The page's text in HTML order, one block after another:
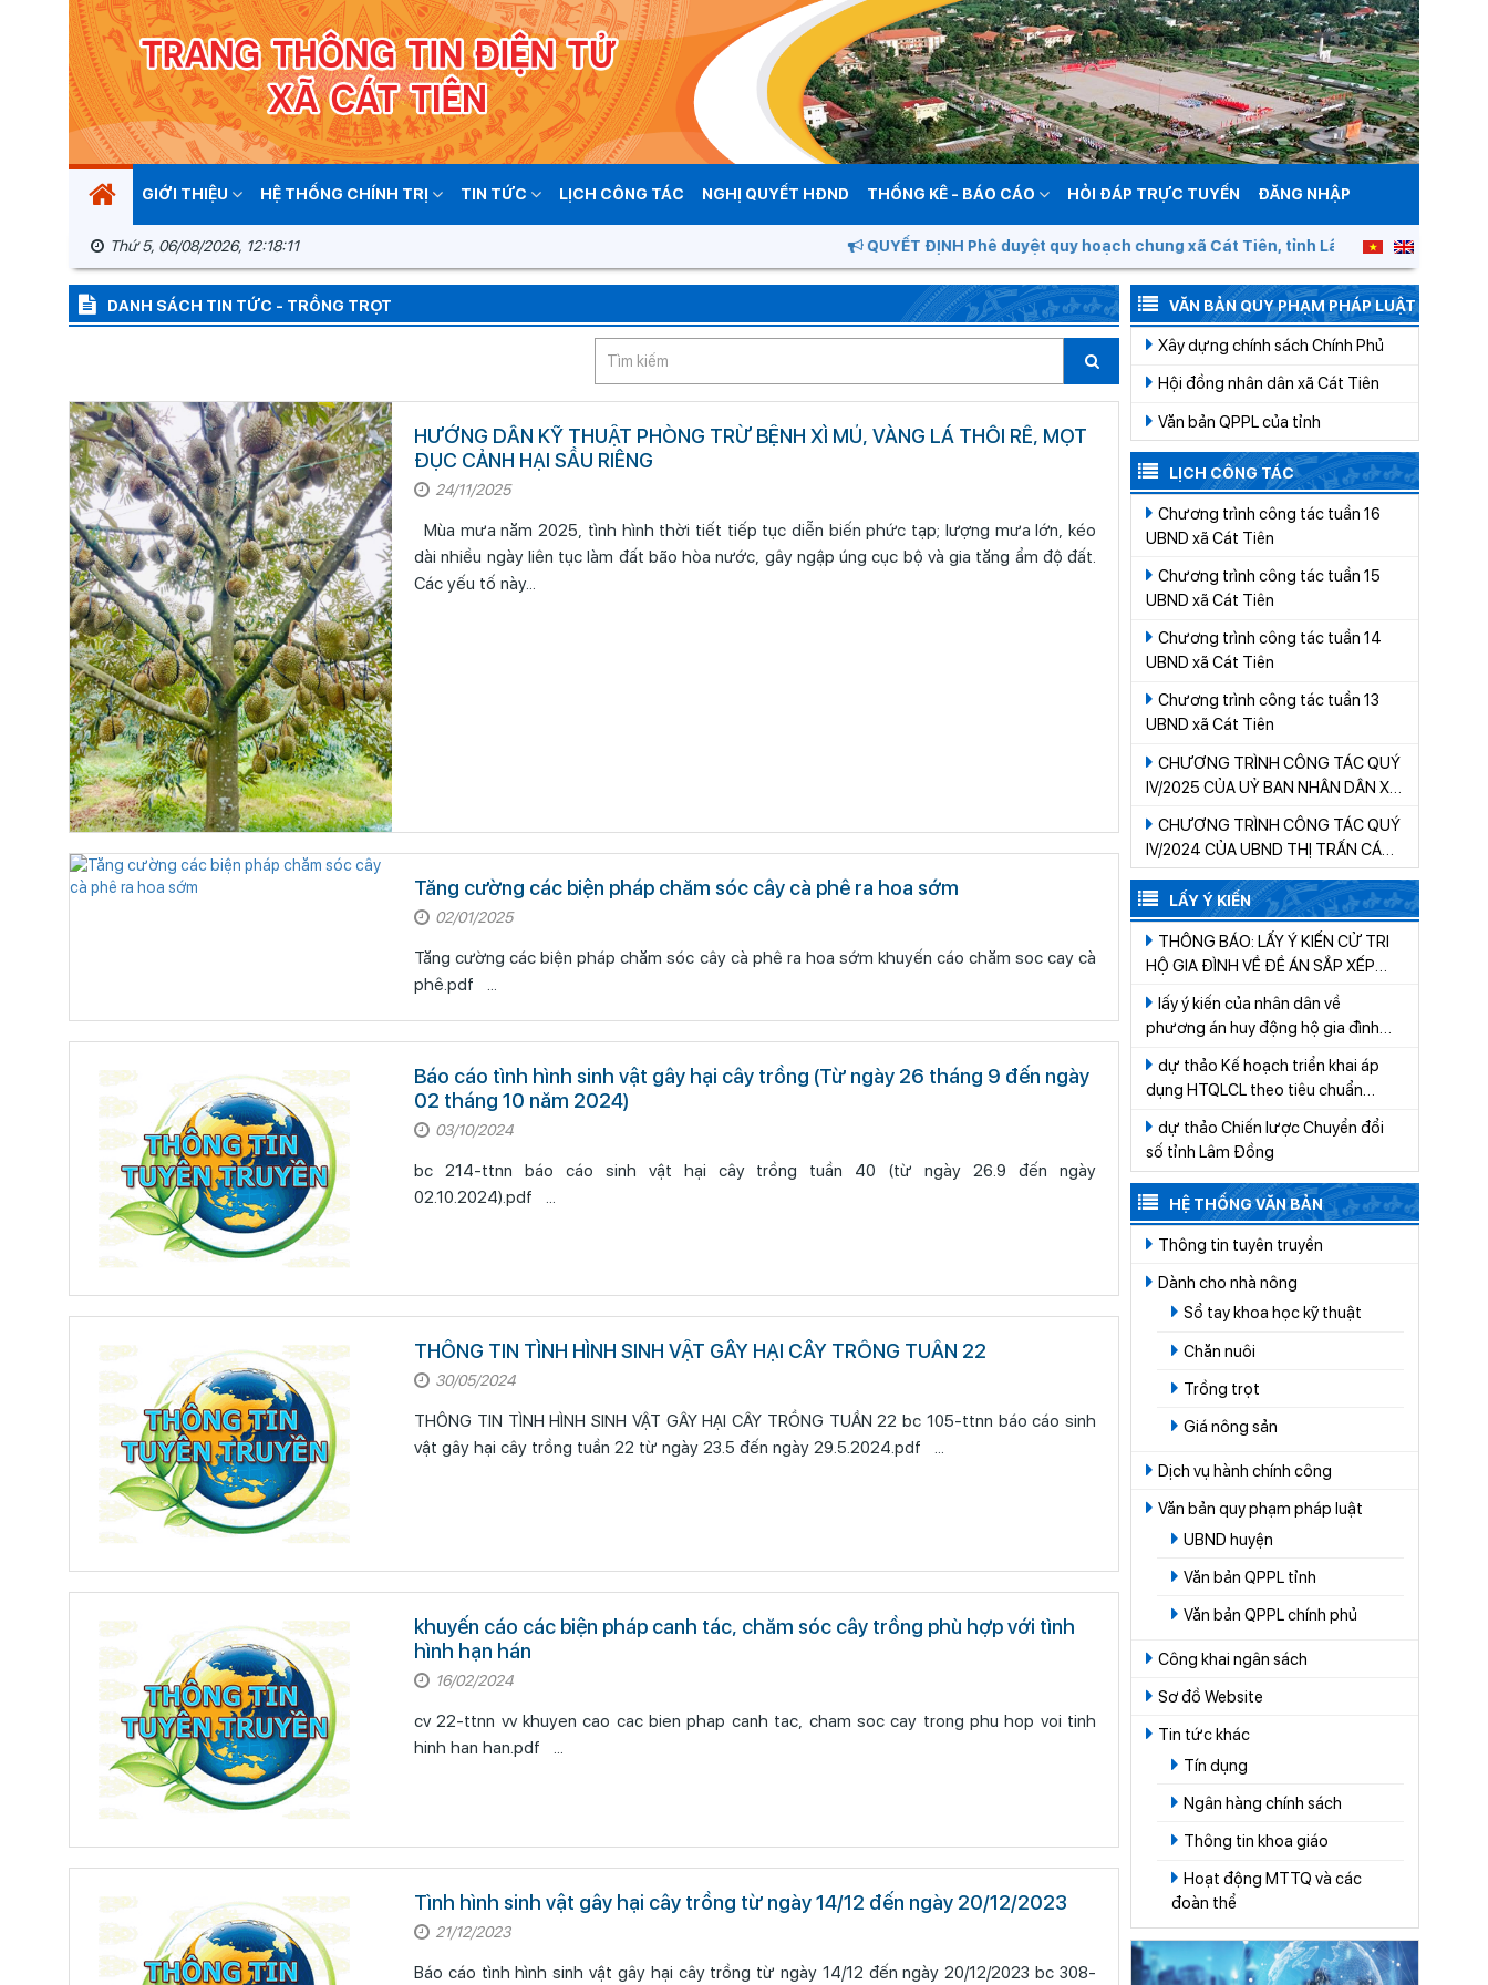
GIỚI THIỆU HỆ THỐNG CHÍNH TRỊ TIN TỨC LỊCH CÔNG TÁC NGHỊ QUYẾT HĐND THỐNG KÊ - BÁO CÁO HỎI ĐÁP TRỰC TUYẾN ĐĂNG NHẬP
Thứ 5, 06/08/2026, 12:18:11 QUYẾT ĐỊNH Phê duyệt quy hoạch chung xã Cát Tiên, tỉnh Lâm Đồng đến năm 2050
DANH SÁCH TIN TỨC - TRỒNG TRỌT
HƯỚNG DẪN KỸ THUẬT PHÒNG TRỪ BỆNH XÌ MỦ, VÀNG LÁ THỐI RỄ, MỌT
ĐỤC CẢNH HẠI SẦU RIÊNG
24/11/2025
dài nhiều ngày liên tục làm đất bão hòa nước, gây ngập úng cục bộ và gia tăng ẩm độ đất.
Các yếu tố này...
Tăng cường các biện pháp chăm sóc cây cà phê ra hoa sớm
02/01/2025
Tăng cường các biện pháp chăm sóc cây cà phê ra hoa sớm khuyến cáo chăm soc cay cà
phê.pdf ...
Báo cáo tình hình sinh vật gây hại cây trồng (Từ ngày 26 tháng 9 đến ngày
02 tháng 10 năm 2024)
03/10/2024
bc 214-ttnn báo cáo sinh vật hại cây trồng tuần 40 (từ ngày 26.9 đến ngày
02.10.2024).pdf ...
THÔNG TIN TÌNH HÌNH SINH VẬT GÂY HẠI CÂY TRỒNG TUẦN 22
30/05/2024
THÔNG TIN TÌNH HÌNH SINH VẬT GÂY HẠI CÂY TRỒNG TUẦN 22 bc 105-ttnn báo cáo sinh
vật gây hại cây trồng tuần 22 từ ngày 23.5 đến ngày 29.5.2024.pdf ...
khuyến cáo các biện pháp canh tác, chăm sóc cây trồng phù hợp với tình
hình hạn hán
16/02/2024
cv 22-ttnn vv khuyen cao cac bien phap canh tac, cham soc cay trong phu hop voi tinh
hinh han han.pdf ...
Tình hình sinh vật gây hại cây trồng từ ngày 14/12 đến ngày 20/12/2023
21/12/2023
Báo cáo tình hình sinh vật gây hại cây trồng từ ngày 14/12 đến ngày 20/12/2023 bc 308-
VĂN BẢN QUY PHẠM PHÁP LUẬT
Xây dựng chính sách Chính Phủ
Hội đồng nhân dân xã Cát Tiên
Văn bản QPPL của tỉnh
LỊCH CÔNG TÁC
Chương trình công tác tuần 16
UBND xã Cát Tiên
Chương trình công tác tuần 15
UBND xã Cát Tiên
Chương trình công tác tuần 14
UBND xã Cát Tiên
Chương trình công tác tuần 13
UBND xã Cát Tiên
CHƯƠNG TRÌNH CÔNG TÁC QUÝ
IV/2025 CỦA UỶ BAN NHÂN DÂN XÃ
CHƯƠNG TRÌNH CÔNG TÁC QUÝ
IV/2024 CỦA UBND THỊ TRẤN CÁT
TIÊN
LẤY Ý KIẾN
HỘ GIA ĐÌNH VỀ ĐỀ ÁN SẮP XẾP
THÔN, BUÔN TRÊN ĐỊA BÀN XÃ
CÁT TIÊN
lấy ý kiến của nhân dân về
phương án huy động hộ gia đình
tham gia đóng góp tiền để thực
hiện công tác quản lý nghĩa trang
trên địa bàn xã Cát Tiên giai đoạn
2026-2030
dự thảo Kế hoạch triển khai áp
dụng HTQLCL theo tiêu chuẩn
quốc gia TCVN ISO 9001:2015 vào
hoạt động của các cơ quan, tổ
chức thuộc hệ thống hành chính
nhà nước trên địa bàn tỉnh Lâm
Đồng năm 2026
dự thảo Chiến lược Chuyển đổi
số tỉnh Lâm Đồng
HỆ THỐNG VĂN BẢN
Thông tin tuyên truyền
Dành cho nhà nông
Sổ tay khoa học kỹ thuật
Chăn nuôi
Trồng trọt
Giá nông sản
Dịch vụ hành chính công
Văn bản quy phạm pháp luật
UBND huyện
Văn bản QPPL tỉnh
Văn bản QPPL chính phủ
Công khai ngân sách
Sơ đồ Website
Tin tức khác
Tín dụng
Ngân hàng chính sách
Thông tin khoa giáo
Hoạt động MTTQ và các
đoàn thể